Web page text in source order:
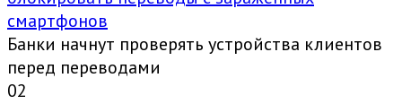
смартфонов
Банки начнут проверять устройства клиентов
перед переводами
02